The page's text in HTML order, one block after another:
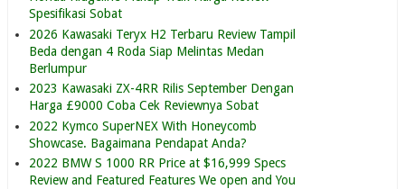
Spesifikasi Sobat
2026 Kawasaki Teryx H2 Terbaru Review Tampil
Beda dengan 4 Roda Siap Melintas Medan
Berlumpur
2023 Kawasaki ZX-4RR Rilis September Dengan
Harga £9000 Coba Cek Reviewnya Sobat
2022 Kymco SuperNEX With Honeycomb
Showcase. Bagaimana Pendapat Anda?
2022 BMW S 1000 RR Price at $16,999 Specs
Review and Featured Features We open and You